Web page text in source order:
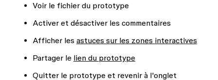
Voir le fichier du prototype
Activer et désactiver les commentaires
Afficher les astuces sur les zones interactives
Partager le lien du prototype
Quitter le prototype et revenir à l'onglet